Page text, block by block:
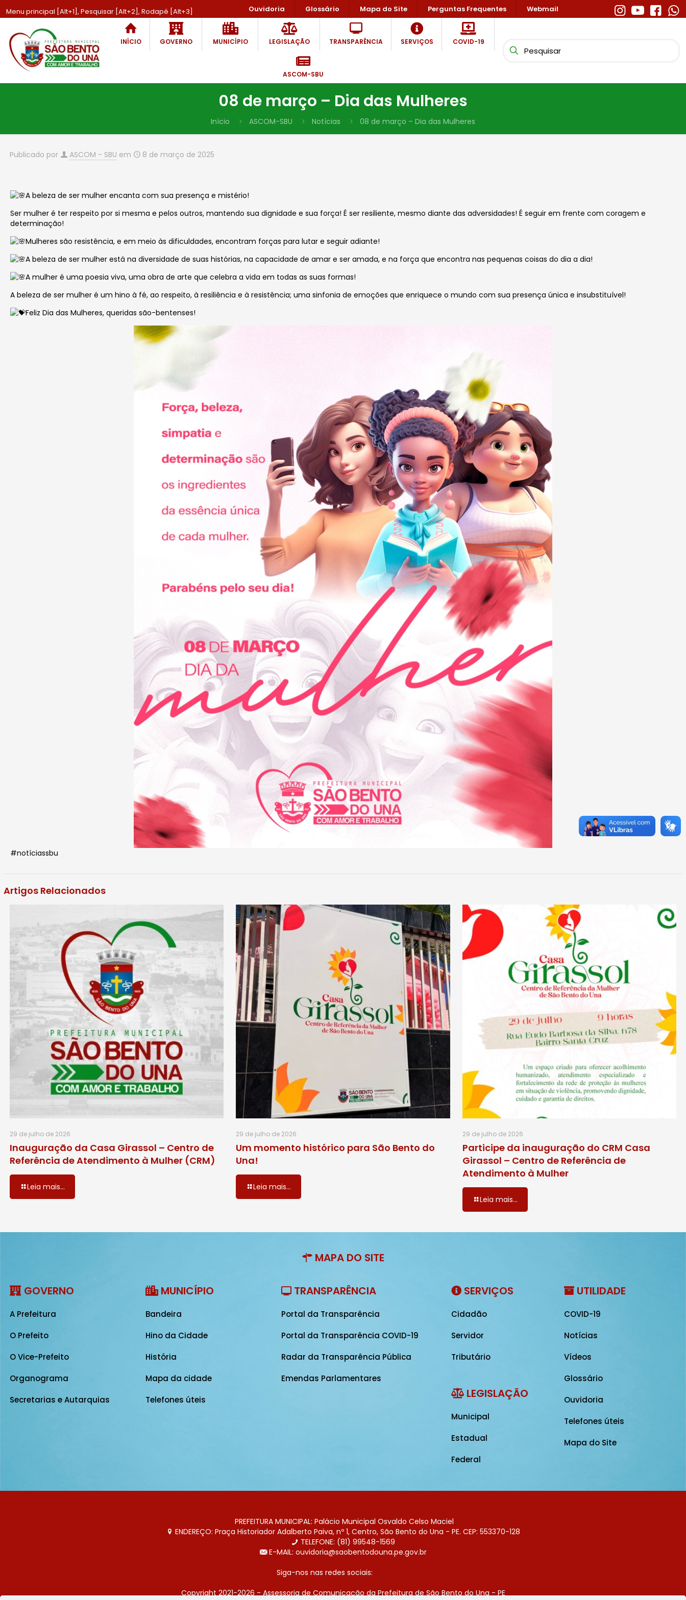
Menu principal [Alt+1], Pesquisar [Alt+2], Rodapé [Alt+3] Ouvidoria Glossário Mapa do Site Perguntas Frequentes Webmail
INÍCIO GOVERNO MUNICÍPIO LEGISLAÇÃO TRANSPARÊNCIA SERVIÇOS COVID-19
ASCOM-SBU
08 de março – Dia das Mulheres
Início ASCOM-SBU Notícias 08 de março – Dia das Mulheres
Publicado por ASCOM - SBU em 8 de março de 2025
A beleza de ser mulher encanta com sua presença e mistério!
Ser mulher é ter respeito por si mesma e pelos outros, mantendo sua dignidade e sua força! É ser resiliente, mesmo diante das adversidades! É seguir em frente com coragem e
determinação!
Mulheres são resistência, e em meio às dificuldades, encontram forças para lutar e seguir adiante!
Abeleza de ser mulher está na diversidade de suas histórias, na capacidade de amar e ser amada, e na força que encontra nas pequenas coisas do dia a dia!
A mulher é uma poesia viva, uma obra de arte que celebra a vida em todas as suas formas!
A beleza de ser mulher é um hino à fé, ao respeito, à resiliência e à resistência; uma sinfonia de emoções que enriquece o mundo com sua presença única e insubstituível!
Feliz Dia das Mulheres, queridas são-bentenses!
#notíciassbu
Artigos Relacionados
29 de julho de 2026
Inauguração da Casa Girassol – Centro de
Referência de Atendimento à Mulher (CRM)
Leia mais...
29 de julho de 2026
Um momento histórico para São Bento do
Una!
Leia mais...
29 de julho de 2026
Participe da inauguração do CRM Casa
Girassol – Centro de Referência de
Atendimento à Mulher
Leia mais...
MAPA DO SITE
GOVERNO
A Prefeitura
O Prefeito
O Vice-Prefeito
Organograma
Secretarias e Autarquias
MUNICÍPIO
Bandeira
Hino da Cidade
História
Mapa da cidade
Telefones úteis
TRANSPARÊNCIA
Portal da Transparência
Portal da Transparência COVID-19
Radar da Transparência Pública
Emendas Parlamentares
SERVIÇOS
Cidadão
Servidor
Tributário
LEGISLAÇÃO
Municipal
Estadual
Federal
UTILIDADE
COVID-19
Notícias
Vídeos
Glossário
Ouvidoria
Telefones úteis
Mapa do Site
PREFEITURA MUNICIPAL: Palácio Municipal Osvaldo Celso Maciel
ENDEREÇO: Praça Historiador Adalberto Paiva, nº 1, Centro, São Bento do Una - PE. CEP: 553370-128
TELEFONE: (81) 99548-1569
E-MAIL: ouvidoria@saobentodouna.pe.gov.br
Siga-nos nas redes sociais:
Copyright 2021-2026 - Assessoria de Comunicação da Prefeitura de São Bento do Una - PE